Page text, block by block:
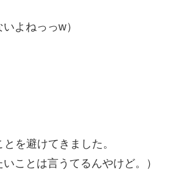
よねっっw）
を避けてきました。
ことは言うてるんやけど。）